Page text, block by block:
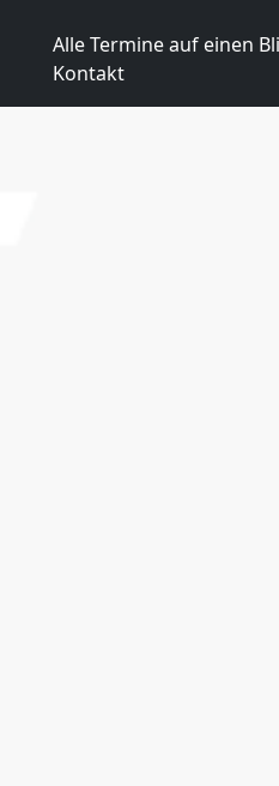
Alle Termine auf einen
Kontakt